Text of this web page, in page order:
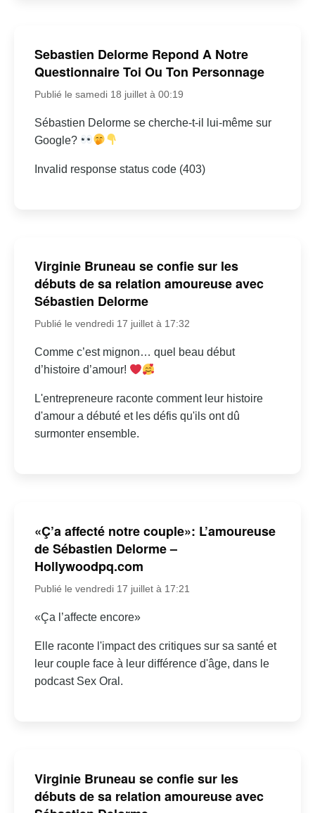
Sebastien Delorme Repond A Notre
Questionnaire Toi Ou Ton Personnage
Publié le samedi 18 juillet à 00:19
Sébastien Delorme se cherche-t-il lui-même sur
Google?
Invalid response status code (403)
Virginie Bruneau se confie sur les
débuts de sa relation amoureuse avec
Sébastien Delorme
Publié le vendredi 17 juillet à 17:32
Comme c’est mignon… quel beau début
d’histoire d’amour!
L'entrepreneure raconte comment leur histoire
d'amour a débuté et les défis qu'ils ont dû
surmonter ensemble.
«Ç’a affecté notre couple»: L’amoureuse
de Sébastien Delorme –
Hollywoodpq.com
Publié le vendredi 17 juillet à 17:21
«Ça l’affecte encore»
Elle raconte l'impact des critiques sur sa santé et
leur couple face à leur différence d'âge, dans le
podcast Sex Oral.
Virginie Bruneau se confie sur les
débuts de sa relation amoureuse avec